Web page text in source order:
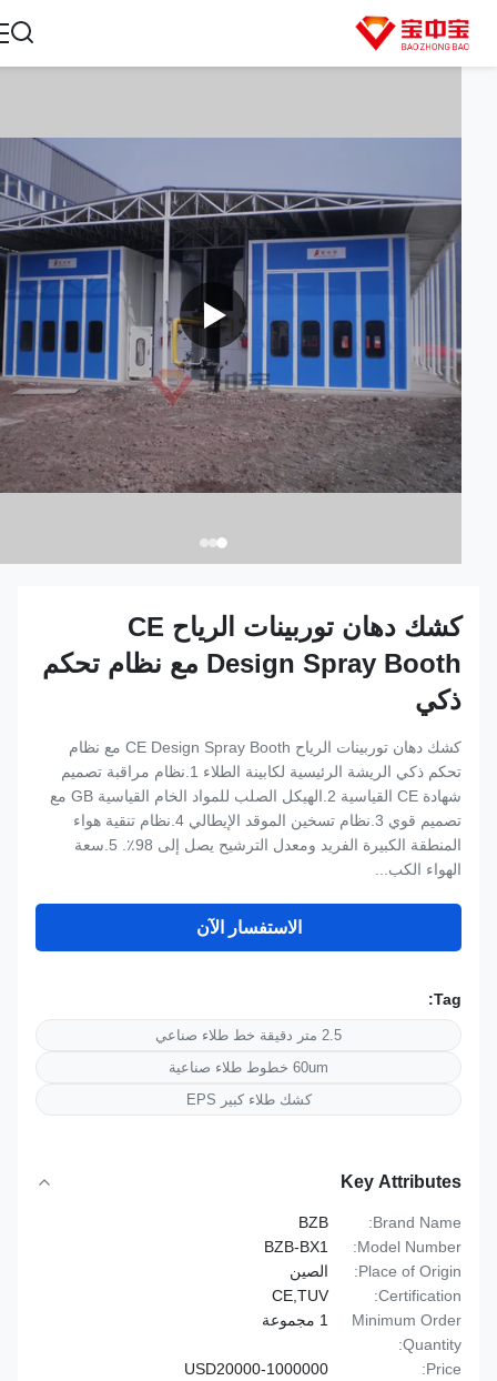
كشك دهان توربينات الرياح CE
Design Spray Booth مع نظام تحكم
ذكي
كشك دهان توربينات الرياح CE Design Spray Booth مع نظام
تحكم ذكي الريشة الرئيسية لكابينة الطلاء 1.نظام مراقبة تصميم
شهادة CE القياسية 2.الهيكل الصلب للمواد الخام القياسية GB مع
تصميم قوي 3.نظام تسخين الموقد الإيطالي 4.نظام تنقية هواء
المنطقة الكبيرة الفريد ومعدل الترشيح يصل إلى 98٪. 5.سعة
الهواء الكب...
الاستفسار الآن
كشك طلاء كبير EPS
Key Attributes
Brand Name:
Model Number:
BZB-BX1
Place of Origin:
الصين
Certification:
CE,TUV
Minimum Order
Quantity:
1 مجموعة
USD20000-1000000